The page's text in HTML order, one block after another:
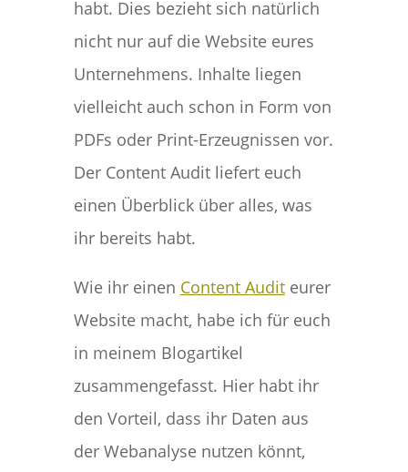
habt. Dies bezieht sich natürlich
nicht nur auf die Website eures
Unternehmens. Inhalte liegen
vielleicht auch schon in Form von
PDFs oder Print-Erzeugnissen vor.
Der Content Audit liefert euch
einen Überblick über alles, was
ihr bereits habt.
Wie ihr einen Content Auditeurer
Website macht, habe ich für euch
in meinem Blogartikel
zusammengefasst. Hier habt ihr
den Vorteil, dass ihr Daten aus
der Webanalyse nutzen könnt,